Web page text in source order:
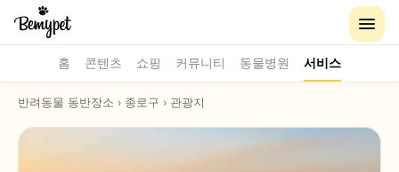
홈 콘텐츠 쇼핑 커뮤니티 동물병원 서비스
반려동물 동반장소 › 종로구 › 관광지